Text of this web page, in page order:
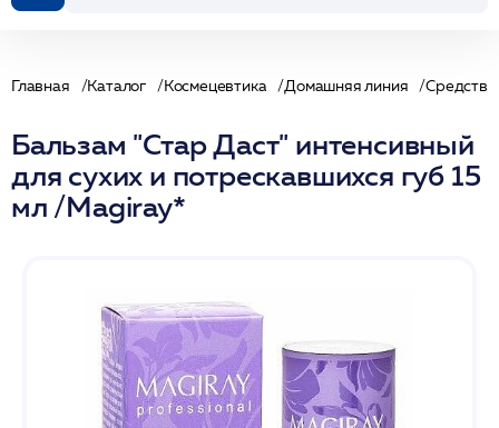
Главная Каталог Космецевтика Домашняя линия Средства
Бальзам "Стар Даст" интенсивный
для сухих и потрескавшихся губ 15
мл /Magiray*